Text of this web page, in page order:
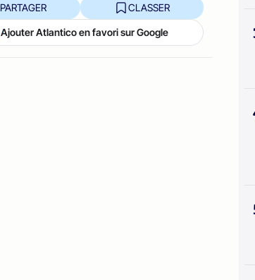
PARTAGER CLASSER
Ajouter Atlantico en favori sur Google